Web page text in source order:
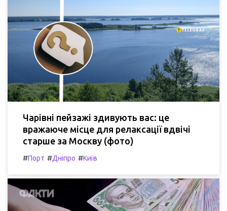
Чарівні пейзажі здивують вас: це
вражаюче місце для релаксації вдвічі
старше за Москву (фото)
#Порт #Дніпро #Київ